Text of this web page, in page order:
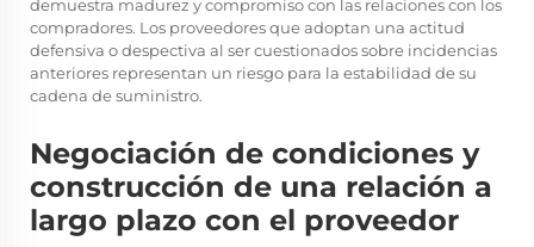
demuestra madurez y compromiso con las relaciones con los
compradores. Los proveedores que adoptan una actitud
defensiva o despectiva al ser cuestionados sobre incidencias
anteriores representan un riesgo para la estabilidad de su
cadena de suministro.
Negociación de condiciones y
construcción de una relación a
largo plazo con el proveedor